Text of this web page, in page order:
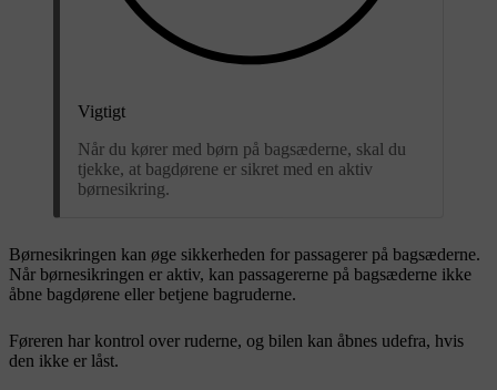
Vigtigt
Når du kører med børn på bagsæderne, skal du
tjekke, at bagdørene er sikret med en aktiv
børnesikring.
Børnesikringen kan øge sikkerheden for passagerer på bagsæderne.
Når børnesikringen er aktiv, kan passagererne på bagsæderne ikke
åbne bagdørene eller betjene bagruderne.
Føreren har kontrol over ruderne, og bilen kan åbnes udefra, hvis
den ikke er låst.